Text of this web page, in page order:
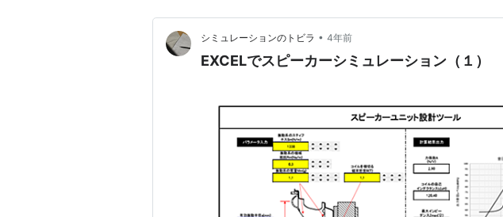
シミュレーションのトビラ • 4年前
EXCELでスピーカーシミュレーション（１）